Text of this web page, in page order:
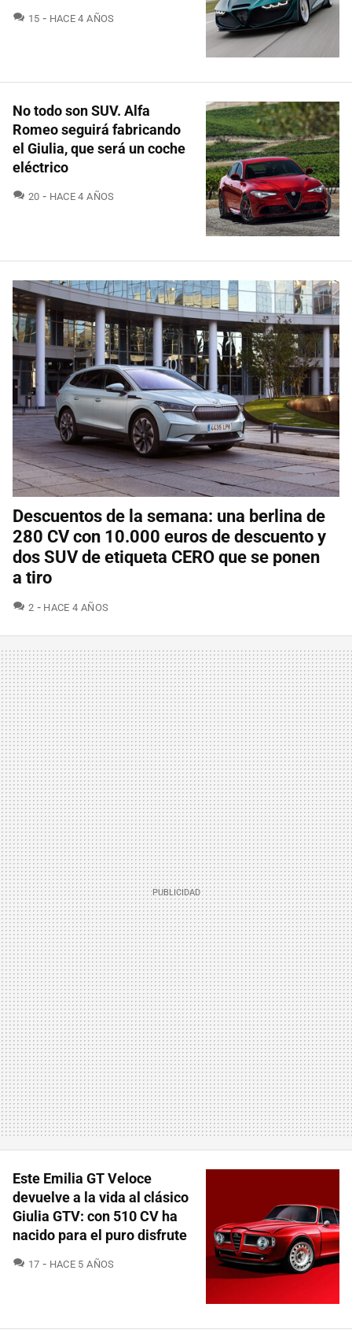
15 COMENTARIOS
HACE 4 AÑOS
No todo son SUV. Alfa
Romeo seguirá fabricando
el Giulia, que será un coche
eléctrico
20 COMENTARIOS
HACE 4 AÑOS
Descuentos de la semana: una berlina de
280 CV con 10.000 euros de descuento y
dos SUV de etiqueta CERO que se ponen
a tiro
2 COMENTARIOS
HACE 4 AÑOS
Este Emilia GT Veloce
devuelve a la vida al clásico
Giulia GTV: con 510 CV ha
nacido para el puro disfrute
17 COMENTARIOS
HACE 5 AÑOS